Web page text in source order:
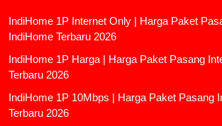
IndiHome 1P Internet Only | Harga Paket
IndiHome Terbaru 2026
IndiHome 1P Harga | Harga Paket Pasang
Terbaru 2026
IndiHome 1P 10Mbps | Harga Paket Pasang
Terbaru 2026